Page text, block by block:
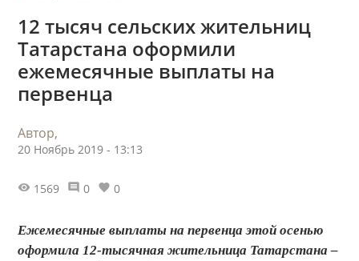
12 тысяч сельских жительниц
Татарстана оформили
ежемесячные выплаты на
первенца
Автор,
20 Ноябрь 2019 - 13:13
1569 0 0
Ежемесячные выплаты на первенца этой осенью
оформила 12-тысячная жительница Татарстана –